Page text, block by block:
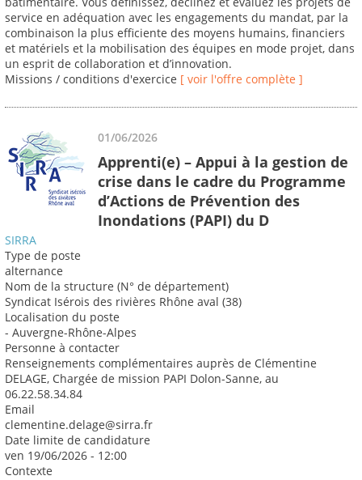
service en adéquation avec les engagements du mandat, par la
combinaison la plus efficiente des moyens humains, financiers
et matériels et la mobilisation des équipes en mode projet, dans
un esprit de collaboration et d’innovation.
Missions / conditions d'exercice [ voir l'offre complète ]
01/06/2026
Apprenti(e) – Appui à la gestion de
crise dans le cadre du Programme
d’Actions de Prévention des
Inondations (PAPI) du D
SIRRA
Type de poste
alternance
Nom de la structure (N° de département)
Syndicat Isérois des rivières Rhône aval (38)
Localisation du poste
- Auvergne-Rhône-Alpes
Personne à contacter
Renseignements complémentaires auprès de Clémentine
DELAGE, Chargée de mission PAPI Dolon-Sanne, au
06.22.58.34.84
Email
clementine.delage@sirra.fr
Date limite de candidature
ven 19/06/2026 - 12:00
Contexte